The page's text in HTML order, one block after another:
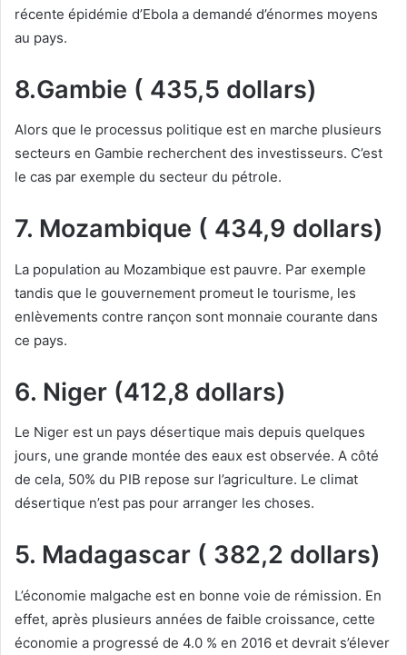
récente épidémie d’Ebola a demandé d’énormes moyens
au pays.
8.Gambie ( 435,5 dollars)
Alors que le processus politique est en marche plusieurs
secteurs en Gambie recherchent des investisseurs. C’est
le cas par exemple du secteur du pétrole.
7. Mozambique ( 434,9 dollars)
La population au Mozambique est pauvre. Par exemple
tandis que le gouvernement promeut le tourisme, les
enlèvements contre rançon sont monnaie courante dans
ce pays.
6. Niger (412,8 dollars)
Le Niger est un pays désertique mais depuis quelques
jours, une grande montée des eaux est observée. A côté
de cela, 50% du PIB repose sur l’agriculture. Le climat
désertique n’est pas pour arranger les choses.
5. Madagascar ( 382,2 dollars)
L’économie malgache est en bonne voie de rémission. En
effet, après plusieurs années de faible croissance, cette
économie a progressé de 4.0 % en 2016 et devrait s’élever